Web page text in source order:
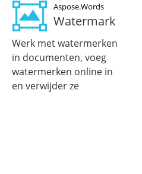
Aspose.Words
Watermark
Werk met watermerken
in documenten, voeg
watermerken online in
en verwijder ze